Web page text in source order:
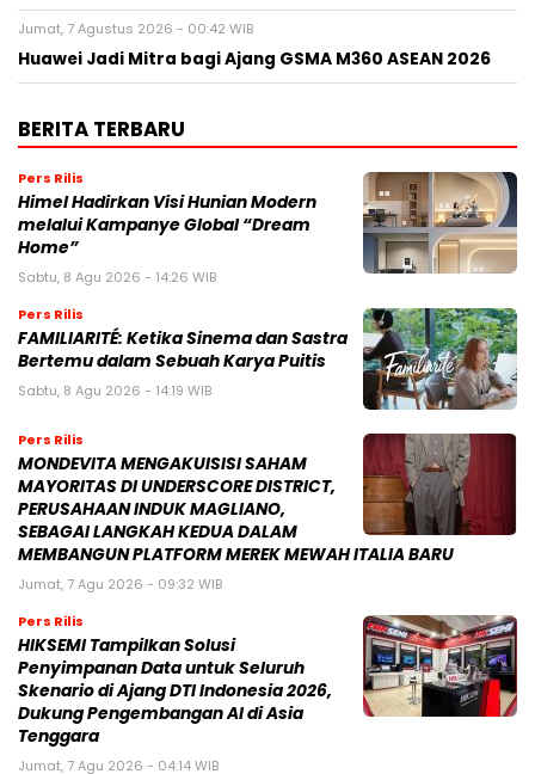
Jumat, 7 Agustus 2026 - 00:42 WIB
Huawei Jadi Mitra bagi Ajang GSMA M360 ASEAN 2026
BERITA TERBARU
Pers Rilis
Himel Hadirkan Visi Hunian Modern
melalui Kampanye Global “Dream
Home”
Sabtu, 8 Agu 2026 - 14:26 WIB
Pers Rilis
FAMILIARITÉ: Ketika Sinema dan Sastra
Bertemu dalam Sebuah Karya Puitis
Sabtu, 8 Agu 2026 - 14:19 WIB
Pers Rilis
MONDEVITA MENGAKUISISI SAHAM
MAYORITAS DI UNDERSCORE DISTRICT,
PERUSAHAAN INDUK MAGLIANO,
SEBAGAI LANGKAH KEDUA DALAM
MEMBANGUN PLATFORM MEREK MEWAH ITALIA BARU
Jumat, 7 Agu 2026 - 09:32 WIB
Pers Rilis
HIKSEMI Tampilkan Solusi
Penyimpanan Data untuk Seluruh
Skenario di Ajang DTI Indonesia 2026,
Dukung Pengembangan AI di Asia
Tenggara
Jumat, 7 Agu 2026 - 04:14 WIB